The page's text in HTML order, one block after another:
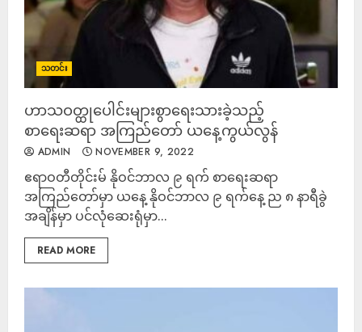
သတင်း
ဟာသဝတ္ထုပေါင်းများစွာရေးသားခဲ့သည့်
စာရေးဆရာ အကြည်တော် ယနေ့ကွယ်လွန်
ADMIN NOVEMBER 9, 2022
ဧရာဝတီတိုင်းမ် နိုဝင်ဘာလ ၉ ရက် စာရေးဆရာ
အကြည်တော်မှာ ယနေ့ နိုဝင်ဘာလ ၉ ရက်နေ့ ည ၈ နာရီခွဲ
အချိန်မှာ ပင်လုံဆေးရုံမှာ...
READ MORE